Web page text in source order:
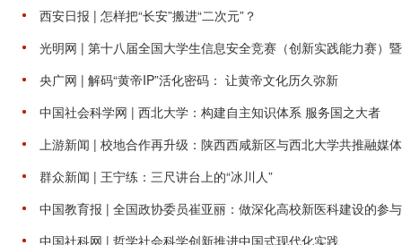
西安日报 | 怎样把“长安”搬进“二次元”？
光明网 | 第十八届全国大学生信息安全竞赛（创新实践能力赛）
央广网 | 解码“黄帝IP”活化密码： 让黄帝文化历久弥新
中国社会科学网 | 西北大学：构建自主知识体系 服务国之大者
上游新闻 | 校地合作再升级：陕西西咸新区与西北大学共推融媒
群众新闻 | 王宁练：三尺讲台上的“冰川人”
中国教育报 | 全国政协委员崔亚丽：做深化高校新医科建设的参
中国社科网 | 哲学社会科学创新推进中国式现代化实践